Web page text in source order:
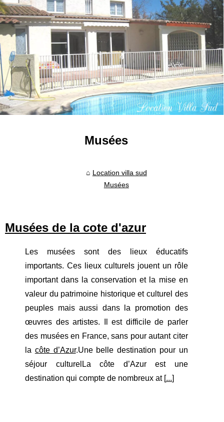
Musées
Location villa sud
Musées
Musées de la cote d'azur
Les musées sont des lieux éducatifs
importants. Ces lieux culturels jouent un rôle
important dans la conservation et la mise en
valeur du patrimoine historique et culturel des
peuples mais aussi dans la promotion des
œuvres des artistes. Il est difficile de parler
des musées en France, sans pour autant citer
la côte d’Azur.Une belle destination pour un
séjour culturelLa côte d’Azur est une
destination qui compte de nombreux at [...]